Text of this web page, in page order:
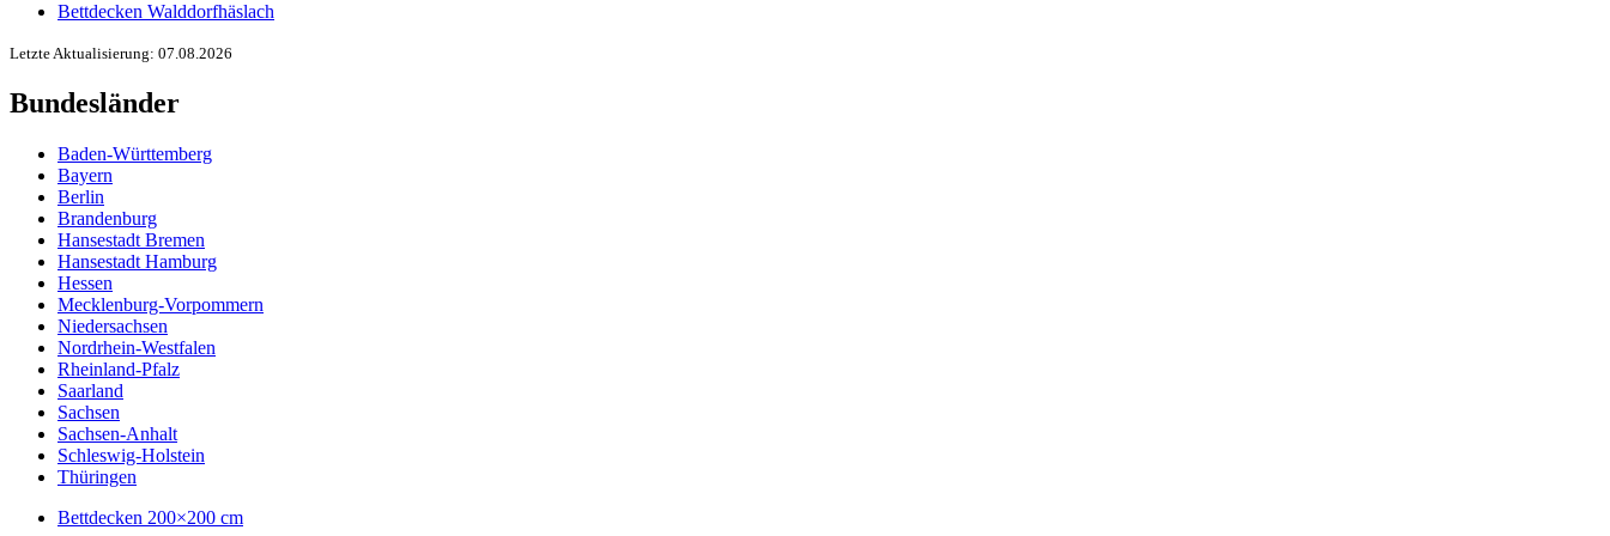
Bettdecken Walddorfhäslach
Letzte Aktualisierung: 07.08.2026
Bundesländer
Baden-Württemberg
Bayern
Berlin
Brandenburg
Hansestadt Bremen
Hansestadt Hamburg
Hessen
Mecklenburg-Vorpommern
Niedersachsen
Nordrhein-Westfalen
Rheinland-Pfalz
Saarland
Sachsen
Sachsen-Anhalt
Schleswig-Holstein
Thüringen
Bettdecken 200×200 cm